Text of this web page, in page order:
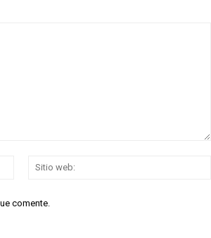
Correo
comente.